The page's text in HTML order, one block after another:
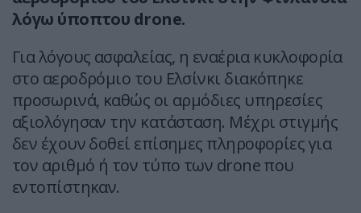
λόγω ύποπτου drone.
Για λόγους ασφαλείας, η εναέρια κυκλοφορία
στο αεροδρόμιο του Ελσίνκι διακόπηκε
προσωρινά, καθώς οι αρμόδιες υπηρεσίες
αξιολόγησαν την κατάσταση. Μέχρι στιγμής
δεν έχουν δοθεί επίσημες πληροφορίες για
τον αριθμό ή τον τύπο των drone που
εντοπίστηκαν.